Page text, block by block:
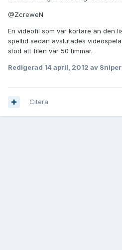
@ZcreweN
En videofil som var kortare än den
speltid sedan avslutades
stod att filen var 50 timmar.
Redigerad 14 april, 2012 av Sniper
Citera